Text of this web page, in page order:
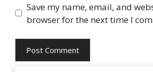
Save my name, email, and
browser for the next time I